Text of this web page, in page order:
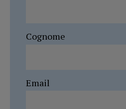
Cognome
Email